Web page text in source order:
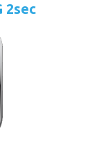
2sec